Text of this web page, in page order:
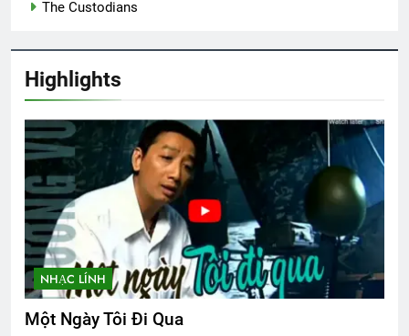
CSVSQ Cao Văn Tài K25
Mừng ĐHĐKVBTC 2024
3 Years Ago
Thư Kêu Gọi Yểm Trợ Đa Hiệu 128
2 Years Ago
MỘT NỤ HỒNG (Unknown)
The Custodians
Highlights
NHẠC LÍNH
Một Ngày Tôi Đi Qua